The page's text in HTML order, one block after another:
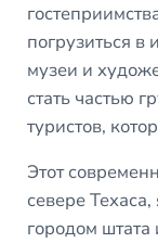
погрузиться в
музеи и
стать частью
туристов,
Этот
севере
городом штата